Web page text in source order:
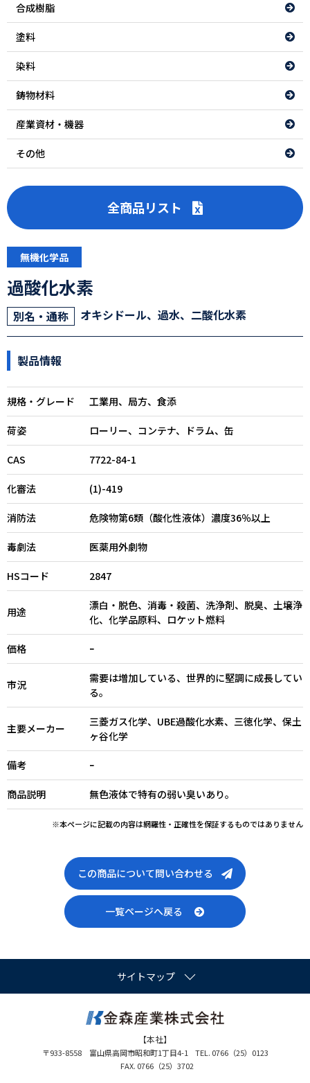
合成樹脂
塗料
染料
鋳物材料
産業資材・機器
その他
全商品リスト
無機化学品
過酸化水素
別名・通称 オキシドール、過水、二酸化水素
製品情報
規格・グレード 工業用、局方、食添
荷姿 ローリー、コンテナ、ドラム、缶
CAS 7722-84-1
化審法 (1)-419
消防法 危険物第6類（酸化性液体）濃度36％以上
毒劇法 医薬用外劇物
HSコード 2847
用途
漂白・脱色、消毒・殺菌、洗浄剤、脱臭、土壌浄
化、化学品原料、ロケット燃料
価格 ｰ
市況
需要は増加している、世界的に堅調に成長してい
る。
主要メーカー
三菱ガス化学、UBE過酸化水素、三徳化学、保土
ヶ谷化学
備考 ｰ
商品説明 無色液体で特有の弱い臭いあり。
※本ページに記載の内容は網羅性・正確性を保証するものではありません
この商品について問い合わせる
一覧ページへ戻る
サイトマップ
【本社】
〒933-8558 富山県高岡市昭和町1丁目4-1
TEL. 0766（25）0123
FAX. 0766（25）3702